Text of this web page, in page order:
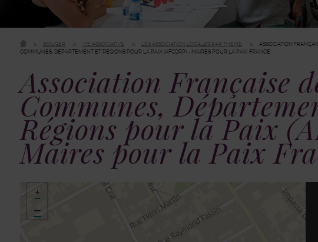
BOUGER VIE ASSOCIATIVE LES ASSOCIATION LOCALES PAR THÈME
ASSOCIATION
COMMUNES, DÉPARTEMENT ET RÉGIONS POUR LA PAIX (AFCDRP) - MAIRES POUR LA PAIX FRANCE
Association Française
Communes,
Régions pour la Paix
Maires pour la Paix
+
−